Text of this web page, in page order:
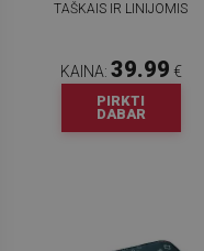
TAŠKAIS IR LINIJOMIS
KAINA: 39.99 €
PIRKTI
DABAR